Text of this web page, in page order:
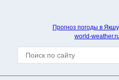
Прогноз погоды в
world-weather.ru